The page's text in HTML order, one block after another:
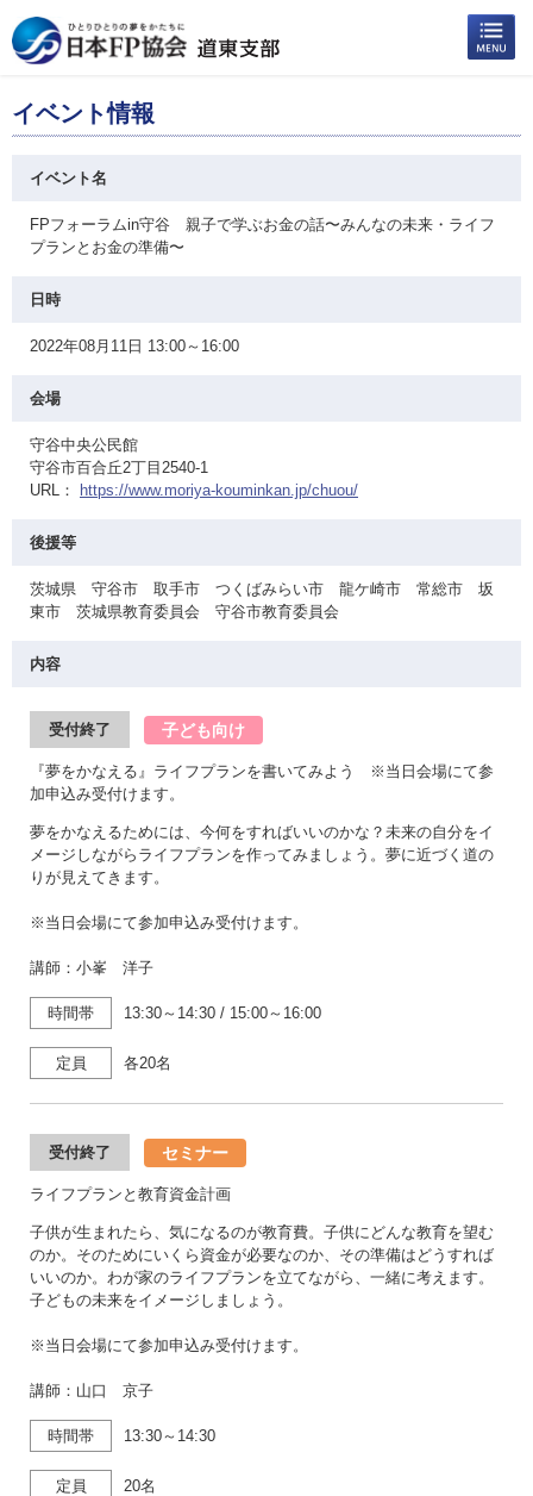
イベント情報
イベント名
FPフォーラムin守谷 親子で学ぶお金の話〜みんなの未来・ライフ
プランとお金の準備〜
日時
2022年08月11日 13:00～16:00
会場
守谷中央公民館
守谷市百合丘2丁目2540-1
URL：
https://www.moriya-kouminkan.jp/chuou/
後援等
茨城県 守谷市 取手市 つくばみらい市 龍ケ崎市 常総市 坂
東市 茨城県教育委員会 守谷市教育委員会
内容
受付終了 子ども向け
『夢をかなえる』ライフプランを書いてみよう ※当日会場にて参
加申込み受付けます。
夢をかなえるためには、今何をすればいいのかな？未来の自分をイ
メージしながらライフプランを作ってみましょう。夢に近づく道の
りが見えてきます。
※当日会場にて参加申込み受付けます。
講師：小峯 洋子
時間帯 13:30～14:30 / 15:00～16:00
定員 各20名
受付終了 セミナー
ライフプランと教育資金計画
子供が生まれたら、気になるのが教育費。子供にどんな教育を望む
のか。そのためにいくら資金が必要なのか、その準備はどうすれば
いいのか。わが家のライフプランを立てながら、一緒に考えます。
子どもの未来をイメージしましょう。
※当日会場にて参加申込み受付けます。
講師：山口 京子
時間帯 13:30～14:30
定員 20名